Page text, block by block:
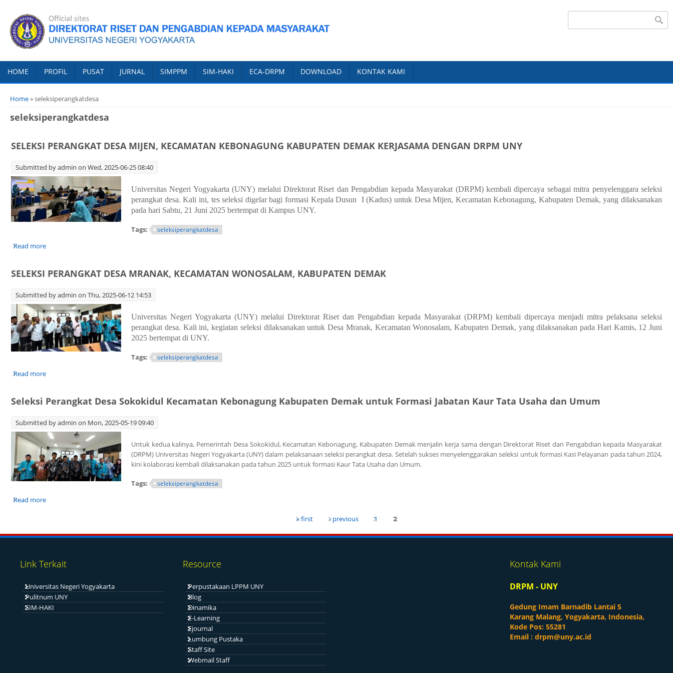
Search form
HOME PROFIL PUSAT JURNAL SIMPPM SIM-HAKI ECA-DRPM DOWNLOAD KONTAK KAMI
You are here
Home» seleksiperangkatdesa
seleksiperangkatdesa
SELEKSI PERANGKAT DESA MIJEN, KECAMATAN KEBONAGUNG KABUPATEN DEMAK KERJASAMA DENGAN DRPM UNY
Submitted byadmin on Wed, 2025-06-25 08:40
Universitas Negeri Yogyakarta (UNY) melalui Direktorat Riset dan Pengabdian kepada Masyarakat (DRPM) kembali dipercaya sebagai mitra penyelenggara seleksi
perangkat desa. Kali ini, tes seleksi digelar bagi formasi Kepala Dusun I (Kadus) untuk Desa Mijen, Kecamatan Kebonagung, Kabupaten Demak, yang dilaksanakan
pada hari Sabtu, 21 Juni 2025 bertempat di Kampus UNY.
Tags: seleksiperangkatdesa
Read more
SELEKSI PERANGKAT DESA MRANAK, KECAMATAN WONOSALAM, KABUPATEN DEMAK
Submitted byadmin on Thu, 2025-06-12 14:53
Universitas Negeri Yogyakarta (UNY) melalui Direktorat Riset dan Pengabdian kepada Masyarakat (DRPM) kembali dipercaya menjadi mitra pelaksana seleksi
perangkat desa. Kali ini, kegiatan seleksi dilaksanakan untuk Desa Mranak, Kecamatan Wonosalam, Kabupaten Demak, yang dilaksanakan pada Hari Kamis, 12 Juni
2025 bertempat di UNY.
Tags: seleksiperangkatdesa
Read more
Seleksi Perangkat Desa Sokokidul Kecamatan Kebonagung Kabupaten Demak untuk Formasi Jabatan Kaur Tata Usaha dan Umum
Submitted byadmin on Mon, 2025-05-19 09:40
Untuk kedua kalinya, Pemerintah Desa Sokokidul, Kecamatan Kebonagung, Kabupaten Demak menjalin kerja sama dengan Direktorat Riset dan Pengabdian kepada Masyarakat
(DRPM) Universitas Negeri Yogyakarta (UNY) dalam pelaksanaan seleksi perangkat desa. Setelah sukses menyelenggarakan seleksi untuk formasi Kasi Pelayanan pada tahun 2024,
kini kolaborasi kembali dilaksanakan pada tahun 2025 untuk formasi Kaur Tata Usaha dan Umum.
Tags: seleksiperangkatdesa
Read more
« first ‹ previous 1 2
Link Terkait
Universitas Negeri Yogyakarta
Pulitnum UNY
SIM-HAKI
Resource
Perpustakaan LPPM UNY
Blog
Dinamika
E-Learning
Ejournal
Lumbung Pustaka
Staff Site
Webmail Staff
Kontak Kami
DRPM - UNY
Gedung Imam Barnadib Lantai 5
Karang Malang, Yogyakarta, Indonesia,
Kode Pos: 55281
Email : drpm@uny.ac.id